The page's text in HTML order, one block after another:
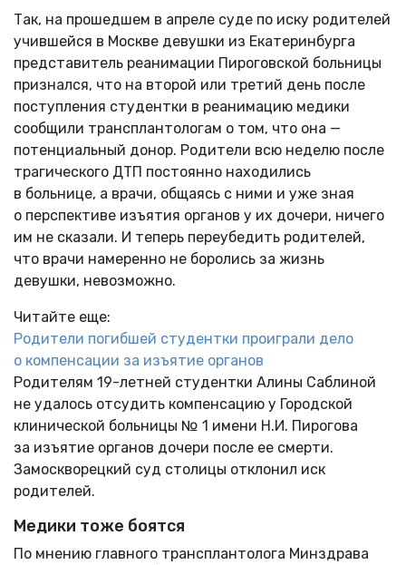
Так, на прошедшем в апреле суде по иску родителей
учившейся в Москве девушки из Екатеринбурга
представитель реанимации Пироговской больницы
признался, что на второй или третий день после
поступления студентки в реанимацию медики
сообщили трансплантологам о том, что она —
потенциальный донор. Родители всю неделю после
трагического ДТП постоянно находились
в больнице, а врачи, общаясь с ними и уже зная
о перспективе изъятия органов у их дочери, ничего
им не сказали. И теперь переубедить родителей,
что врачи намеренно не боролись за жизнь
девушки, невозможно.
Читайте еще:
Родители погибшей студентки проиграли дело
о компенсации за изъятие органов
Родителям 19-летней студентки Алины Саблиной
не удалось отсудить компенсацию у Городской
клинической больницы № 1 имени Н.И. Пирогова
за изъятие органов дочери после ее смерти.
Замоскворецкий суд столицы отклонил иск
родителей.
Медики тоже боятся
По мнению главного трансплантолога Минздрава